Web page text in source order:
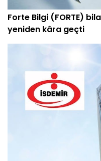
Forte Bilgi (FORTE)
yeniden kâra geçti